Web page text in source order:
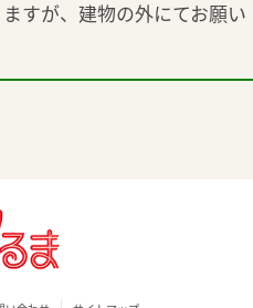
すが、建物の外にてお願い